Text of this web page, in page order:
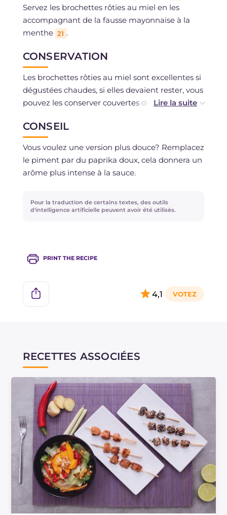
Servez les brochettes rôties au miel en les
accompagnant de la fausse mayonnaise à la
menthe 21 .
CONSERVATION
Les brochettes rôties au miel sont excellentes si
dégustées chaudes, si elles devaient rester, vous
pouvez les conserver couvertes de film
CONSEIL
Vous voulez une version plus douce? Remplacez
le piment par du paprika doux, cela donnera un
arôme plus intense à la sauce.
Pour la traduction de certains textes, des outils
d'intelligence artificielle peuvent avoir été utilisés.
PRINT THE RECIPE
4,1
RECETTES ASSOCIÉES